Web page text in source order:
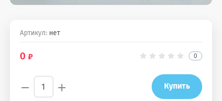
Артикул: нет
0 0
− + Купить